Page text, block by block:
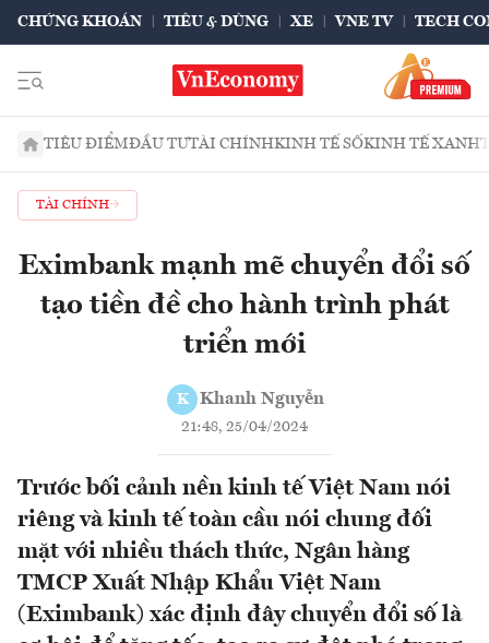
CHỨNG KHOÁN TIÊU & DÙNG XE VNE TV TECH
TIÊU ĐIỂMĐẦU TƯTÀI CHÍNHKINH TẾ SỐKINH TẾ XANH
TÀI CHÍNH
Eximbank mạnh mẽ chuyển đổi số
tạo tiền đề cho hành trình phát
triển mới
K Khanh Nguyễn
21:48, 25/04/2024
Trước bối cảnh nền kinh tế Việt Nam nói
riêng và kinh tế toàn cầu nói chung đối
mặt với nhiều thách thức, Ngân hàng
TMCP Xuất Nhập Khẩu Việt Nam
(Eximbank) xác định đây chuyển đổi số là